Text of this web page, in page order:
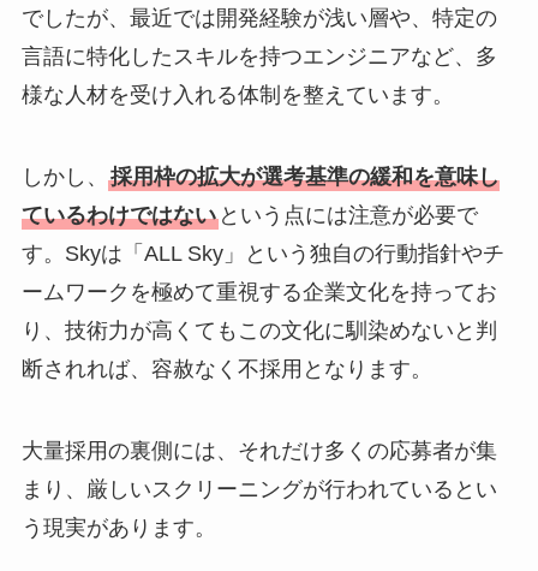
でしたが、最近では開発経験が浅い層や、特定の
言語に特化したスキルを持つエンジニアなど、多
様な人材を受け入れる体制を整えています。
しかし、 採用枠の拡大が選考基準の緩和を意味し
ているわけではないという点には注意が必要で
す。Skyは「ALL Sky」という独自の行動指針やチ
ームワークを極めて重視する企業文化を持ってお
り、技術力が高くてもこの文化に馴染めないと判
断されれば、容赦なく不採用となります。
大量採用の裏側には、それだけ多くの応募者が集
まり、厳しいスクリーニングが行われているとい
う現実があります。